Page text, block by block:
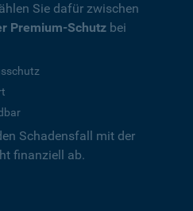
Sie dafür zwischen
Premium-Schutz bei
Schadensfall mit der
finanziell ab.